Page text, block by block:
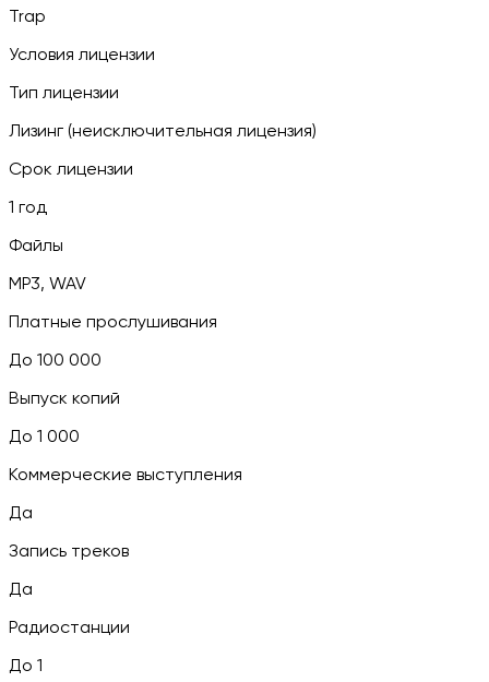
Trap
Условия лицензии
Тип лицензии
Лизинг (неисключительная лицензия)
Срок лицензии
1 год
Файлы
MP3, WAV
Платные прослушивания
До 100 000
Выпуск копий
До 1 000
Коммерческие выступления
Да
Запись треков
Да
Радиостанции
До 1